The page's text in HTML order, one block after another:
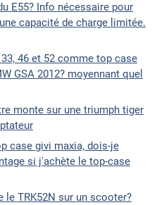
E55? Info nécessaire pour
capacité de charge limitée.
46 et 52 comme top case
GSA 2012? moyennant quel
monte sur une triumph tiger
case givi maxia, dois-je
si j'achète le top-case
le TRK52N sur un scooter?